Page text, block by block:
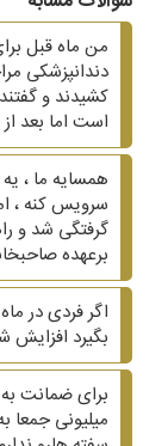
من ماه قبل
دندانپزشکی
کشیدند و
است اما بعد
همسایه ما ، یه
سرویس کنه ،
گرفتگی شد و
برعهده
اگر فردی در
بگیرد